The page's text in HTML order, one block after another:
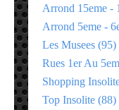
Arrond 15eme -
Arrond 5eme -
Les Musees (95)
Rues 1er Au
Shopping
Top Insolite (88)